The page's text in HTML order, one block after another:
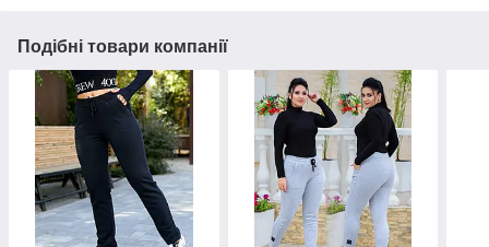
Подібні товари компанії